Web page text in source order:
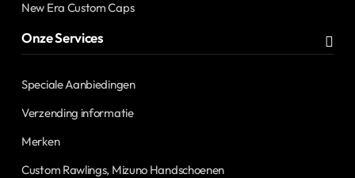
New Era Custom Caps
Onze Services
Speciale Aanbiedingen
Verzending informatie
Merken
Custom Rawlings, Mizuno Handschoenen